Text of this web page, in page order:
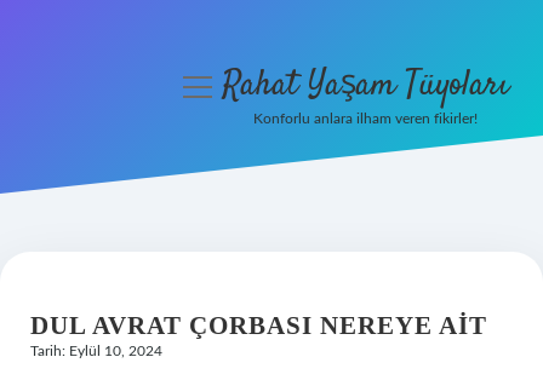
Hakkımızda
menüyüRahat Yaşam Tüyoları
Konforlu anlara ilham veren fikirler!
DUL AVRAT ÇORBASI NEREYE AIT
Tarih: Eylül 10, 2024